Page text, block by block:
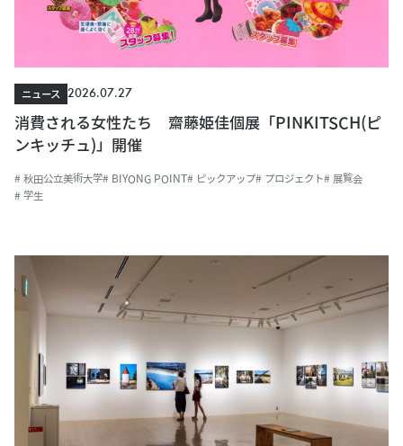
ニュース
2026.07.27
消費される女性たち 齋藤姫佳個展「PINKITSCH(ピ
ンキッチュ)」開催
# 秋田公立美術大学# BIYONG POINT# ピックアップ# プロジェクト# 展覧会
# 学生